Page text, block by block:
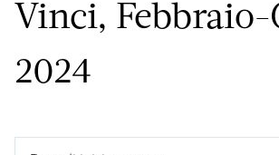
Vinci, Febbraio-
2024